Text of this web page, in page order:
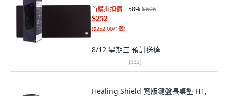
首購折扣價 58%$606
$252
($252.00/1個)
8/12 星期三 預計送達
(132)
Healing Shield 寬版鍵盤長桌墊 H1,